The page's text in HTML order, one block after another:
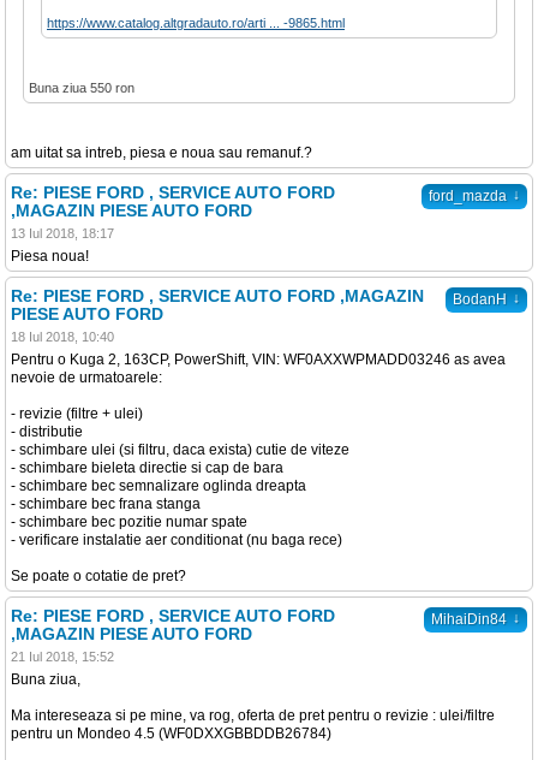
https://www.catalog.altgradauto.ro/arti ... -9865.html
Buna ziua 550 ron
am uitat sa intreb, piesa e noua sau remanuf.?
ford_mazda ↓
Re: PIESE FORD , SERVICE AUTO FORD
,MAGAZIN PIESE AUTO FORD
13 Iul 2018, 18:17
Piesa noua!
BodanH ↓
Re: PIESE FORD , SERVICE AUTO FORD ,MAGAZIN
PIESE AUTO FORD
18 Iul 2018, 10:40
Pentru o Kuga 2, 163CP, PowerShift, VIN: WF0AXXWPMADD03246 as avea
nevoie de urmatoarele:
- revizie (filtre + ulei)
- distributie
- schimbare ulei (si filtru, daca exista) cutie de viteze
- schimbare bieleta directie si cap de bara
- schimbare bec semnalizare oglinda dreapta
- schimbare bec frana stanga
- schimbare bec pozitie numar spate
- verificare instalatie aer conditionat (nu baga rece)
Se poate o cotatie de pret?
MihaiDin84 ↓
Re: PIESE FORD , SERVICE AUTO FORD
,MAGAZIN PIESE AUTO FORD
21 Iul 2018, 15:52
Buna ziua,
Ma intereseaza si pe mine, va rog, oferta de pret pentru o revizie : ulei/filtre
pentru un Mondeo 4.5 (WF0DXXGBBDDB26784)